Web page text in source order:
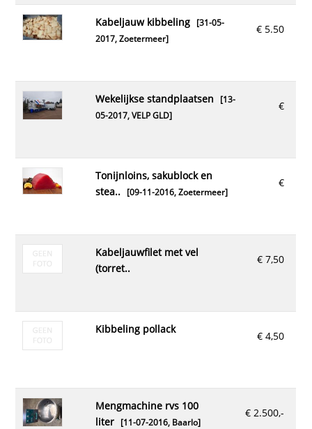
€ 5.50
kabeljauw kibbeling[31-05-
2017, Zoetermeer]
€
wekelijkse standplaatsen [13-
05-2017, VELP GLD]
€
tonijnloins, sakublock en
stea..[09-11-2016, Zoetermeer]
€ 7,50
kabeljauwfilet met vel
(torret..
€ 4,50
kibbeling pollack
€ 2.500,-
mengmachine rvs 100
liter[11-07-2016, Baarlo]